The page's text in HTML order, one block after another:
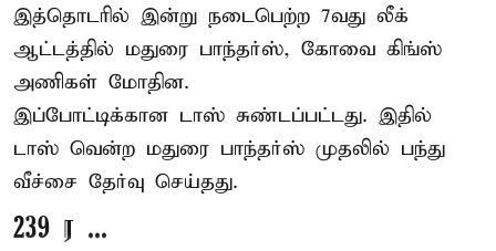
இத்தொடரில் இன்று நடைபெற்ற 7வது லீக்
ஆட்டத்தில் மதுரை பாந்தர்ஸ், கோவை கிங்ஸ்
அணிகள் மோதின.
இப்போட்டிக்கான டாஸ் சுண்டப்பட்டது. இதில்
டாஸ் வென்ற மதுரை பாந்தர்ஸ் முதலில் பந்து
வீச்சை தேர்வு செய்தது.
239 ர ...